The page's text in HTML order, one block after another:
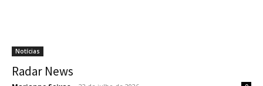
Notícias
Radar News